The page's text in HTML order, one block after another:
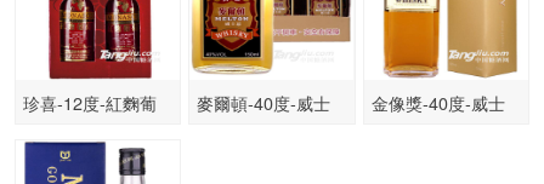
珍喜-12度-紅麴葡
葡萄酒750ML 2入
麥爾頓-40度-威士
金像獎-40度-威士